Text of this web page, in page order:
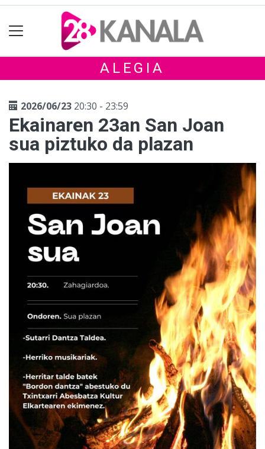
ALEGIA
2026/06/23 20:30 - 23:59
Ekainaren 23an San Joan
sua piztuko da plazan